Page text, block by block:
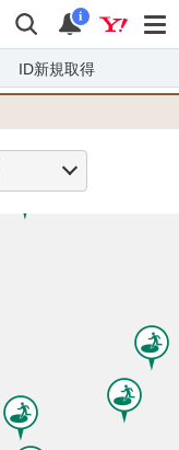
検索 通知
i
ID新規取得